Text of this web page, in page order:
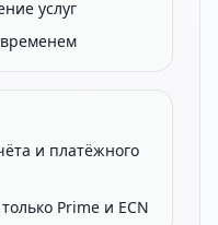
услуг
и платёжного
Prime и ECN